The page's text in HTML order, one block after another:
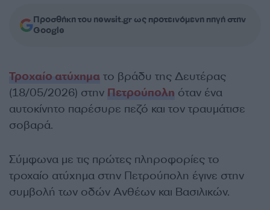
Προσθήκη του newsit.gr ως προτεινόμενη πηγή στην
Google
Τροχαίο ατύχημα το βράδυ της Δευτέρας
(18/05/2026) στην Πετρούπολη όταν ένα
αυτοκίνητο παρέσυρε πεζό και τον τραυμάτισε
σοβαρά.
Σύμφωνα με τις πρώτες πληροφορίες το
τροχαίο ατύχημα στην Πετρούπολη έγινε στην
συμβολή των οδών Ανθέων και Βασιλικών.